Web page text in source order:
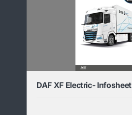
DAF XF Electric- Infosheet